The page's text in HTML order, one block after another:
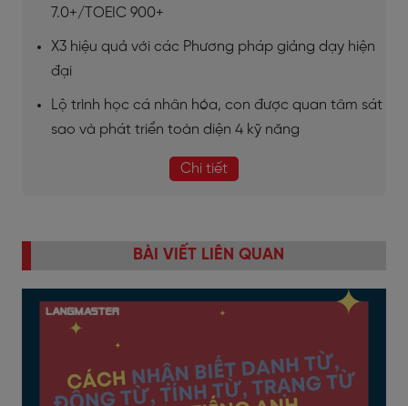
7.0+/TOEIC 900+
X3 hiệu quả với các Phương pháp giảng dạy hiện
đại
Lộ trình học cá nhân hóa, con được quan tâm sát
sao và phát triển toàn diện 4 kỹ năng
Chi tiết
BÀI VIẾT LIÊN QUAN